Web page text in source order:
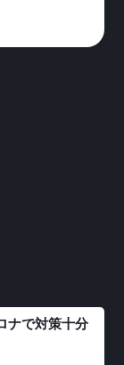
ナで対策十分